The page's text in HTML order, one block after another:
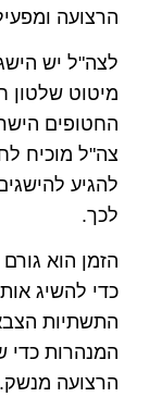
הרצועה
לצה"ל יש
מיטוט שלטון
החטופים
צה"ל מוכיח
להגיע
לכך.
הזמן הוא
כדי להשיג
התשתיות
המנהרות כדי
הרצועה מנשק.